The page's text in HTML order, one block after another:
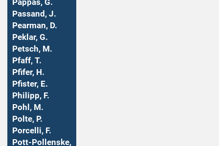
Pappas, G.
Passand, J.
Pearman, D.
Peklar, G.
Petsch, M.
Pfaff, T.
Pfifer, H.
Pfister, E.
Philipp, F.
Pohl, M.
Polte, P.
Porcelli, F.
Pott-Pollenske,